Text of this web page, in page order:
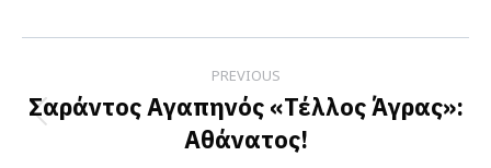
Facebook
X
LinkedIn
navigation
PREVIOUS
Previous
post:
Σαράντος Αγαπηνός «Τέλλος Άγρας»:
Αθάνατος!